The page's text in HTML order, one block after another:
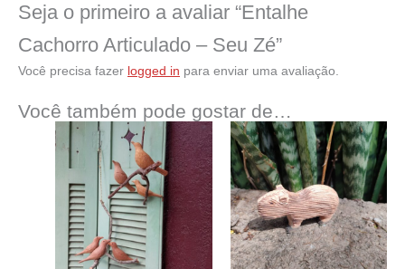
Seja o primeiro a avaliar “Entalhe
Cachorro Articulado – Seu Zé”
Você precisa fazer logged in para enviar uma avaliação.
Você também pode gostar de…